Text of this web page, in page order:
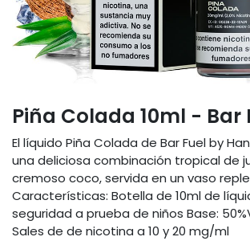
Piña Colada 10ml - Bar
El líquido Piña Colada de Bar Fuel by
una deliciosa combinación tropical de
cremoso coco, servida en un vaso
Características: Botella de 10ml de
seguridad a prueba de niños Base:
Sales de de nicotina a 10 y 20 mg/ml